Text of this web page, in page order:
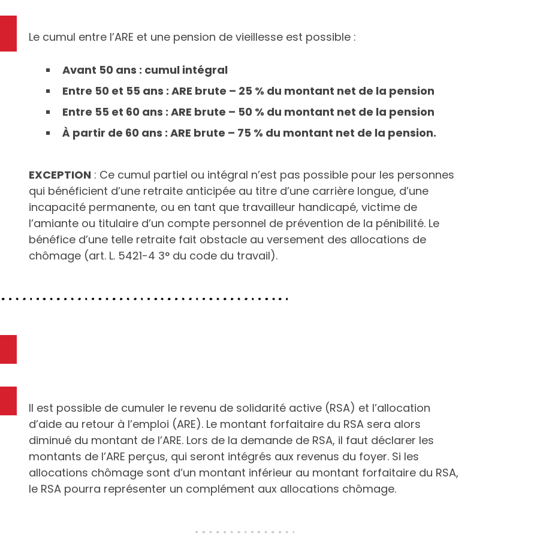
Le cumul entre l’ARE et une pension de vieillesse est possible :
Avant 50 ans : cumul intégral
Entre 50 et 55 ans : ARE brute – 25 % du montant net de la pension
Entre 55 et 60 ans : ARE brute – 50 % du montant net de la pension
À partir de 60 ans : ARE brute – 75 % du montant net de la pension.
EXCEPTION: Ce cumul partiel ou intégral n’est pas possible pour les personnes
qui bénéficient d’une retraite anticipée au titre d’une carrière longue, d’une
incapacité permanente, ou en tant que travailleur handicapé, victime de
l’amiante ou titulaire d’un compte personnel de prévention de la pénibilité. Le
bénéfice d’une telle retraite fait obstacle au versement des allocations de
chômage (art. L. 5421-4 3° du code du travail).
Il est possible de cumuler le revenu de solidarité active (RSA) et l’allocation
d’aide au retour à l’emploi (ARE). Le montant forfaitaire du RSA sera alors
diminué du montant de l’ARE. Lors de la demande de RSA, il faut déclarer les
montants de l’ARE perçus, qui seront intégrés aux revenus du foyer. Si les
allocations chômage sont d’un montant inférieur au montant forfaitaire du RSA,
le RSA pourra représenter un complément aux allocations chômage.